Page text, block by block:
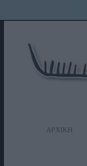
ΑΡΧΙΚΗ